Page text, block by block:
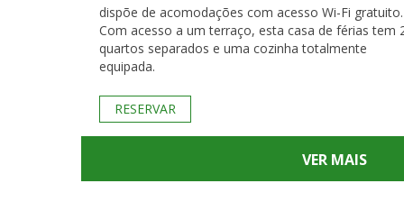
dispõe de acomodações com acesso Wi-Fi gratuito.
Com acesso a um terraço, esta casa de férias tem
quartos separados e uma cozinha totalmente
equipada.
RESERVAR
VER MAIS